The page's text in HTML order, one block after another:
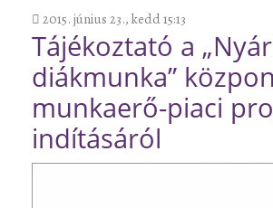
2015. június 23., kedd 15:13
Tájékoztató a
diákmunka”
munkaerő-piaci
indításáról